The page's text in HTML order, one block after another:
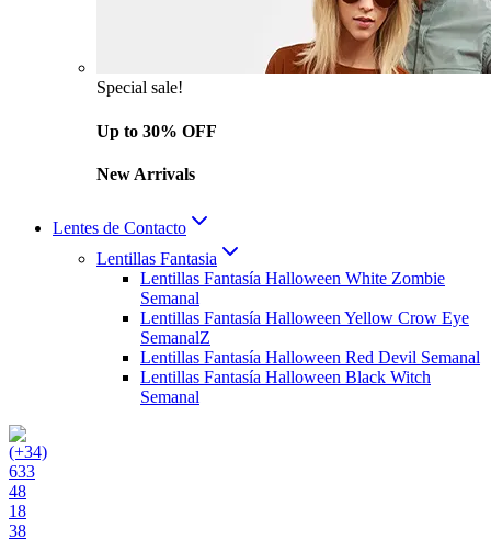
Special sale!
Up to 30% OFF
New Arrivals
Lentes de Contacto
Lentillas Fantasia
Lentillas Fantasía Halloween White Zombie
Semanal
Lentillas Fantasía Halloween Yellow Crow Eye
SemanalZ
Lentillas Fantasía Halloween Red Devil Semanal
Lentillas Fantasía Halloween Black Witch
Semanal